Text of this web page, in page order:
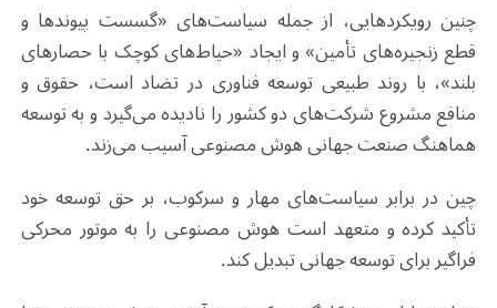
چنین رویکردهایی، از جمله سیاست‌های «گسست پیوندها و
قطع زنجیره‌های تأمین» و ایجاد «حیاط‌های کوچک با حصارهای
بلند»، با روند طبیعی توسعه فناوری در تضاد است، حقوق و
منافع مشروع شرکت‌های دو کشور را نادیده می‌گیرد و به توسعه
هماهنگ صنعت جهانی هوش مصنوعی آسیب می‌زند.
چین در برابر سیاست‌های مهار و سرکوب، بر حق توسعه خود
تأکید کرده و متعهد است هوش مصنوعی را به موتور محرکی
فراگیر برای توسعه جهانی تبدیل کند.